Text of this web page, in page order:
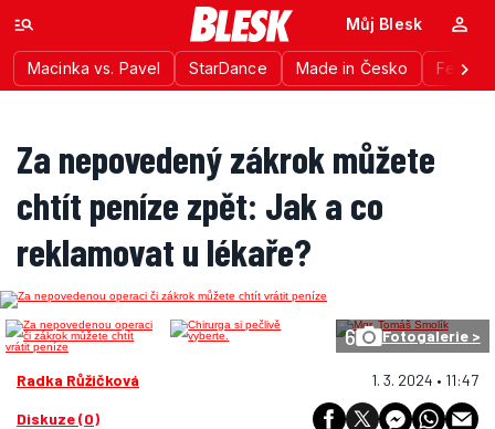
Macinka vs. Pavel StarDance Made in Česko
Můj Blesk
Za nepovedený zákrok můžete
chtít peníze zpět: Jak a co
reklamovat u lékaře?
6 Fotogalerie >
Radka Růžičková 1. 3. 2024 • 11:47
Diskuze (0)